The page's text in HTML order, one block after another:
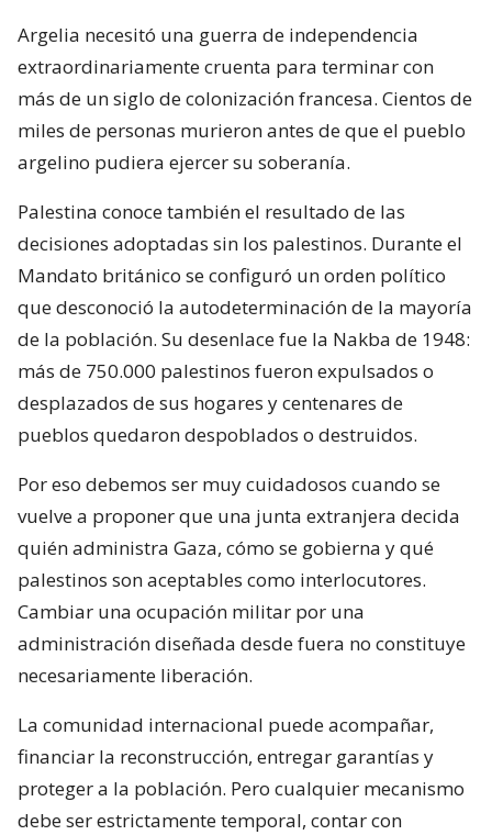
Argelia necesitó una guerra de independencia
extraordinariamente cruenta para terminar con
más de un siglo de colonización francesa. Cientos de
miles de personas murieron antes de que el pueblo
argelino pudiera ejercer su soberanía.
Palestina conoce también el resultado de las
decisiones adoptadas sin los palestinos. Durante el
Mandato británico se configuró un orden político
que desconoció la autodeterminación de la mayoría
de la población. Su desenlace fue la Nakba de 1948:
más de 750.000 palestinos fueron expulsados o
desplazados de sus hogares y centenares de
pueblos quedaron despoblados o destruidos.
Por eso debemos ser muy cuidadosos cuando se
vuelve a proponer que una junta extranjera decida
quién administra Gaza, cómo se gobierna y qué
palestinos son aceptables como interlocutores.
Cambiar una ocupación militar por una
administración diseñada desde fuera no constituye
necesariamente liberación.
La comunidad internacional puede acompañar,
financiar la reconstrucción, entregar garantías y
proteger a la población. Pero cualquier mecanismo
debe ser estrictamente temporal, contar con